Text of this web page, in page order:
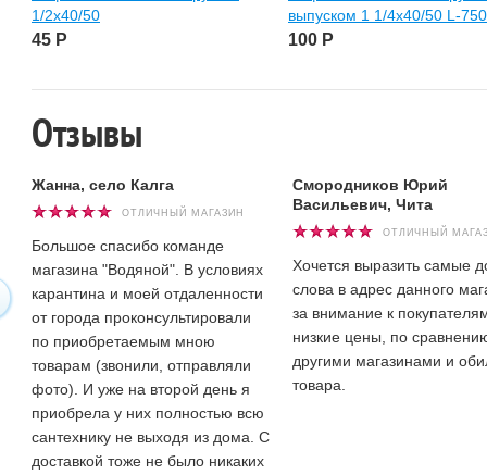
1/2х40/50
45 Р
выпуском 1 1/4х40/50 L-750
100 Р
Отзывы
Жанна, село Калга
ОТЛИЧНЫЙ МАГАЗИН
Большое спасибо команде
магазина "Водяной". В условиях
карантина и моей отдаленности
от города проконсультировали
по приобретаемым мною
товарам (звонили, отправляли
фото). И уже на второй день я
приобрела у них полностью всю
сантехнику не выходя из дома. С
доставкой тоже не было никаких
Смородников Юрий
Васильевич, Чита
ОТЛИЧНЫЙ
Хочется выразить самые
слова в адрес данного
за внимание к
низкие цены, по
другими магазинами и
товара.